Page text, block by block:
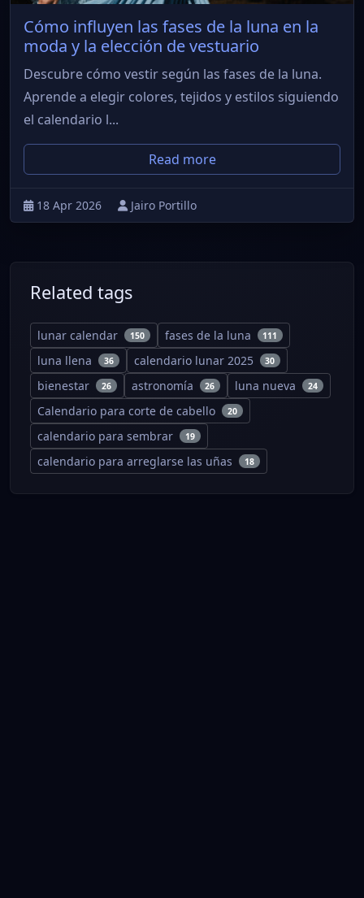
Cómo influyen las fases de la luna en la
moda y la elección de vestuario
Descubre cómo vestir según las fases de la luna.
Aprende a elegir colores, tejidos y estilos siguiendo
el calendario l...
Read more
18 Apr 2026 Jairo Portillo
Related tags
lunar calendar 150 fases de la luna 111
luna llena 36 calendario lunar 2025 30
bienestar 26 astronomía 26 luna nueva 24
Calendario para corte de cabello 20
calendario para sembrar 19
calendario para arreglarse las uñas 18